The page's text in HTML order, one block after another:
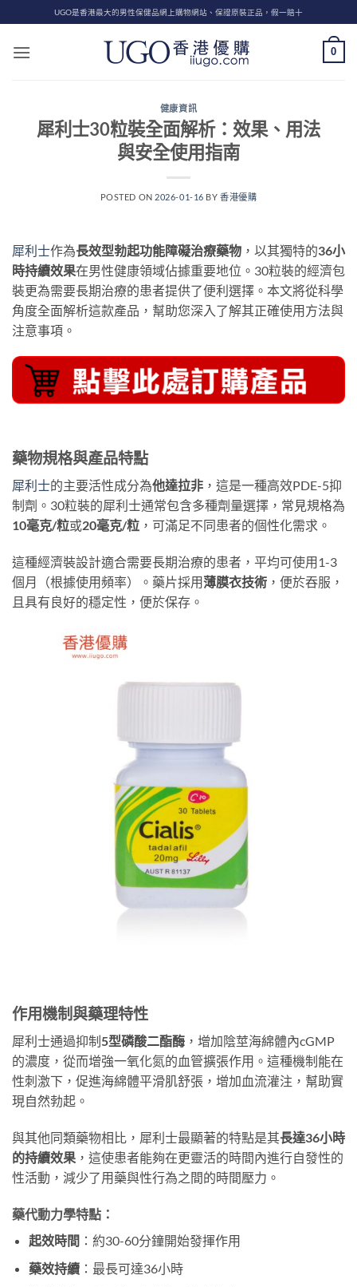
to
content
UGO是香港最大的男性保健品網上購物網站、保證原裝正品，假一賠十
0
健康資訊
犀利士30粒裝全面解析：效果、用法
與安全使用指南
POSTED ON 2026-01-16 BY香港優購
犀利士作為長效型勃起功能障礙治療藥物 ，以其獨特的36小
時持續效果在男性健康領域佔據重要地位。30粒裝的經濟包
裝更為需要長期治療的患者提供了便利選擇。本文將從科學
角度全面解析這款產品，幫助您深入了解其正確使用方法與
注意事項。
藥物規格與產品特點
犀利士的主要活性成分為他達拉非 ，這是一種高效PDE-5抑
制劑。30粒裝的犀利士通常包含多種劑量選擇，常見規格為
10毫克/粒或20毫克/粒 ，可滿足不同患者的個性化需求。
這種經濟裝設計適合需要長期治療的患者，平均可使用1-3
個月（根據使用頻率）。藥片採用薄膜衣技術 ，便於吞服，
且具有良好的穩定性，便於保存。
作用機制與藥理特性
犀利士通過抑制 5型磷酸二酯酶 ，增加陰莖海綿體內cGMP
的濃度，從而增強一氧化氮的血管擴張作用。這種機制能在
性刺激下，促進海綿體平滑肌舒張，增加血流灌注，幫助實
現自然勃起。
與其他同類藥物相比，犀利士最顯著的特點是其長達36小時
的持續效果 ，這使患者能夠在更靈活的時間內進行自發性的
性活動，減少了用藥與性行為之間的時間壓力。
藥代動力學特點：
起效時間 ：約30-60分鐘開始發揮作用
藥效持續：最長可達36小時